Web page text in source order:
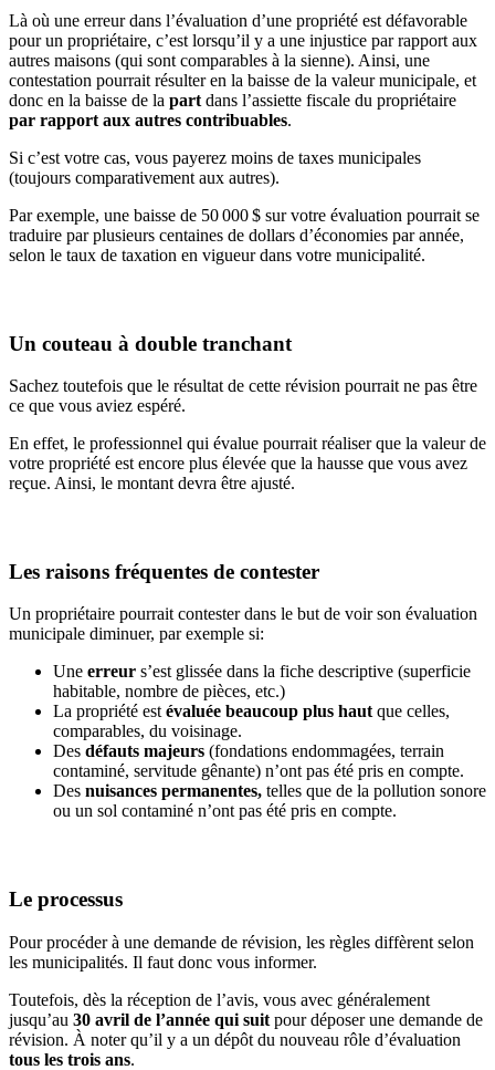
Là où une erreur dans l’évaluation d’une propriété est défavorable
pour un propriétaire, c’est lorsqu’il y a une injustice par rapport aux
autres maisons (qui sont comparables à la sienne). Ainsi, une
contestation pourrait résulter en la baisse de la valeur municipale, et
donc en la baisse de la part dans l’assiette fiscale du propriétaire
par rapport aux autres contribuables.
Si c’est votre cas, vous payerez moins de taxes municipales
(toujours comparativement aux autres).
Par exemple, une baisse de 50 000 $ sur votre évaluation pourrait se
traduire par plusieurs centaines de dollars d’économies par année,
selon le taux de taxation en vigueur dans votre municipalité.
Un couteau à double tranchant
Sachez toutefois que le résultat de cette révision pourrait ne pas être
ce que vous aviez espéré.
En effet, le professionnel qui évalue pourrait réaliser que la valeur de
votre propriété est encore plus élevée que la hausse que vous avez
reçue. Ainsi, le montant devra être ajusté.
Les raisons fréquentes de contester
Un propriétaire pourrait contester dans le but de voir son évaluation
municipale diminuer, par exemple si:
Une erreur s’est glissée dans la fiche descriptive (superficie
habitable, nombre de pièces, etc.)
La propriété est évaluée beaucoup plus haut que celles,
comparables, du voisinage.
Des défauts majeurs (fondations endommagées, terrain
contaminé, servitude gênante) n’ont pas été pris en compte.
Des nuisances permanentes, telles que de la pollution sonore
ou un sol contaminé n’ont pas été pris en compte.
Le processus
Pour procéder à une demande de révision, les règles diffèrent selon
les municipalités. Il faut donc vous informer.
Toutefois, dès la réception de l’avis, vous avec généralement
jusqu’au 30 avril de l’année qui suit pour déposer une demande de
révision. À noter qu’il y a un dépôt du nouveau rôle d’évaluation
tous les trois ans.